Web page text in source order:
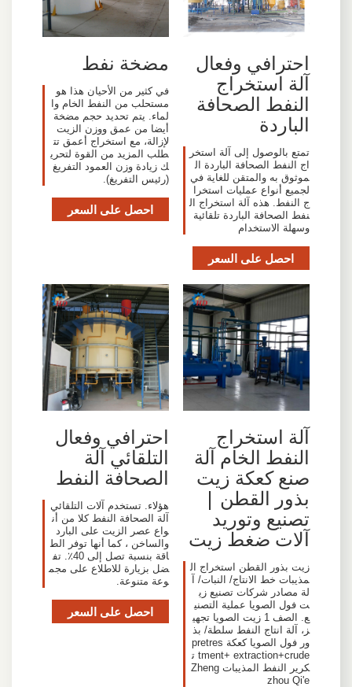
احترافي وفعال
آلة استخراج
النفط الصحافة
الباردة
تمتع بالوصول إلى آلة استخر
اج النفط الصحافة الباردة ال
موثوق به والمتقن للغاية في
لجميع أنواع عمليات استخرا
ج النفط. هذه آلة استخراج ال
نفط الصحافة الباردة تلقائية
وسهلة الاستخدام
احصل على السعر
مضخة نفط
في كثير من الأحيان هذا هو
مستحلب من النفط الخام وا
لماء. يتم تحديد حجم مضخة
أيضا من عمق ووزن الزيت
لإزالة، مع استخراج أعمق تت
طلب المزيد من القوة لتحري
ك زيادة وزن العمود التفريغ
(رئيس التفريغ).
احصل على السعر
آلة استخراج
النفط الخام آلة
صنع كعكة زيت
بذور القطن |
تصنيع وتوريد
آلات ضغط زيت
زيت بذور القطن استخراج ال
مذيبات خط الانتاج/ النبات/ آ
لة مصادر شركات تصنيع زي
ت فول الصويا عملية التصني
ع. الصف 1 زيت الصويا تجهي
ز، آلة انتاج النفط سلطة/ بذ
ور فول الصويا كعكة pretres
tment+ extraction+crude ت
كرير النفط المذيبات Zheng
zhou Qi'e
احترافي وفعال
التلقائي آلة
الصحافة النفط
هؤلاء. تستخدم آلات التلقائي
آلة الصحافة النفط كلا من أن
واع عصر الزيت على البارد
والساخن ، كما أنها توفر الط
اقة بنسبة تصل إلى 40٪. تف
ضل بزيارة للاطلاع على مجم
وعة متنوعة.
احصل على السعر